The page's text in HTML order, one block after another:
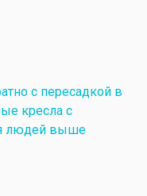
с пересадкой в
кресла с
людей выше